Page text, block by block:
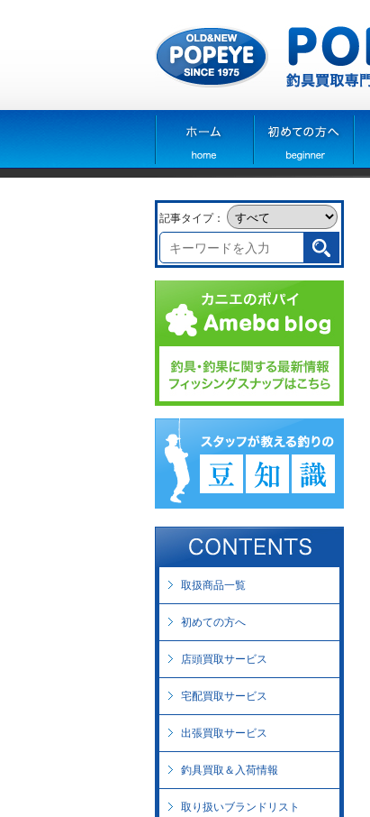
記事タイプ：
取扱商品一覧
初めての方へ
店頭買取サービス
宅配買取サービス
出張買取サービス
釣具買取＆入荷情報
取り扱いブランドリスト